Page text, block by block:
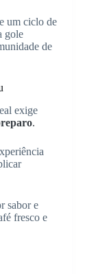
um ciclo de
gole
de
exige
.
sabor e
fresco e